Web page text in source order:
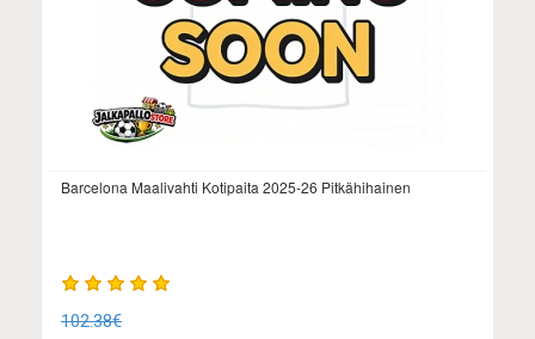
Barcelona Maalivahti Kotipaita 2025-26 Pitkähihainen
102.38€